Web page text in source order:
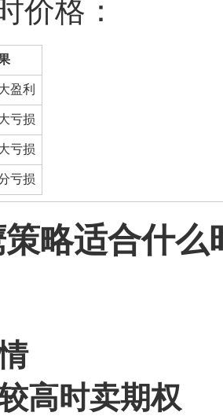
价格：
盈利
亏损
亏损
亏损
略适合什么
高时卖期权